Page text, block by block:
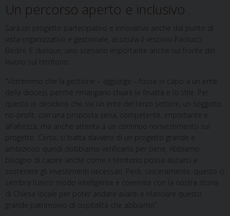
Un percorso aperto e inclusivo
Sarà un progetto partecipativo e innovativo anche dal punto di
vista organizzativo e gestionale, assicura il vescovo Paolucci
Bedini. E dunque, uno scenario importante anche sul fronte del
lavoro sul territorio.
“Vorremmo che la gestione – aggiunge – fosse in capo a un ente
della diocesi, perché rimangano chiare le finalità e lo stile. Per
questo io desidero che sia un ente del terzo settore, un soggetto
no-profit, con una proposta seria, competente, importante e
all’altezza, ma anche attenta a un continuo reinvestimento sul
progetto. Certo, si tratta davvero di un progetto grande e
ambizioso quindi dobbiamo verificarlo per bene. Abbiamo
bisogno di capire anche come il territorio possa aiutarci a
sostenere gli investimenti necessari. Però, sinceramente, questo ci
sembra l’unico modo intelligente e coerente con la nostra storia
di Chiesa locale per poter andare avanti e rilanciare questo
grande patrimonio di ospitalità che abbiamo”.